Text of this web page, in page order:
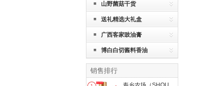
山野菌菇干货
送礼精选大礼盒
广西客家豉油膏
博白白切酱料香油
销售排行